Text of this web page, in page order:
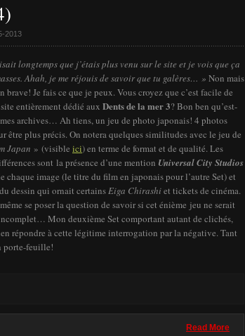
2013
longtemps que j’étais plus venu sur le site et je vois que ça
Ahah, je me réjouis de savoir que tu galères… » Non mais
brave! Je fais ce que je peux. Vous croyez que c’est facile de
entièrement dédié aux Dents de la mer 3? Bon ben qu’est-
mes archives… Ah tiens, un jeu de photo japonais! 4 photos
être plus précis. On notera quelques similitudes avec le jeu de
Japan » (visible ici) en terme de format et de qualité. Les
sont la présence d’une mention Universal City Studios
chaque image (le titre du film en japonais pour l’autre Set) et
dessin qui ornait certainsEiga Chirashiet tickets de cinéma.
se poser la question de savoir si cet énième jeu ne serait
Mon deuxième Set comportant autant de clichés,
répondre à cette légitime interrogation par la négative. Tant
porte-feuille!
Read More